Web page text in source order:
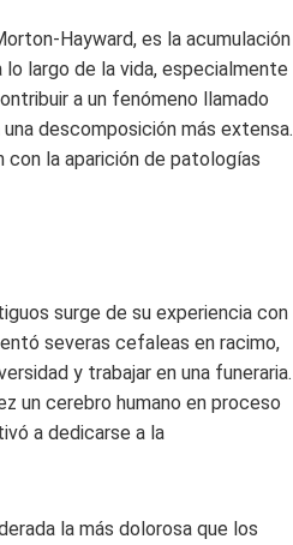
Hayward, es la acumulación
largo de la vida, especialmente
a un fenómeno llamado
descomposición más extensa.
con la aparición de patologías
surge de su experiencia con
severas cefaleas en racimo,
y trabajar en una funeraria.
un cerebro humano en proceso
a dedicarse a la
la más dolorosa que los